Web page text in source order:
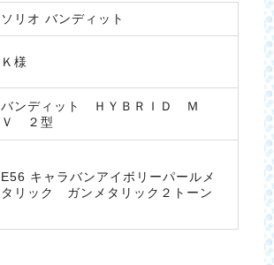
ソリオ バンディット
Ｋ様
バンディット ＨＹＢＲＩＤ Ｍ
Ｖ ２型
E56 キャラバンアイボリーパールメ
タリック ガンメタリック２トーン